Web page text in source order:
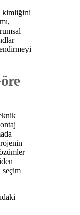
kimliğini
seçim